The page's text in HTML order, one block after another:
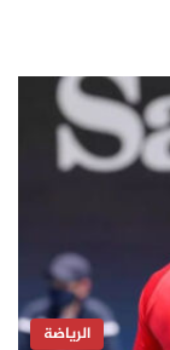
الرياضة